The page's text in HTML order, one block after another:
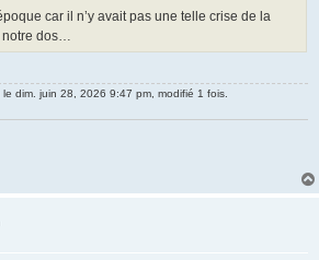
car il n’y avait pas une telle crise de la
notre dos…
le dim. juin 28, 2026 9:47 pm, modifié 1 fois.